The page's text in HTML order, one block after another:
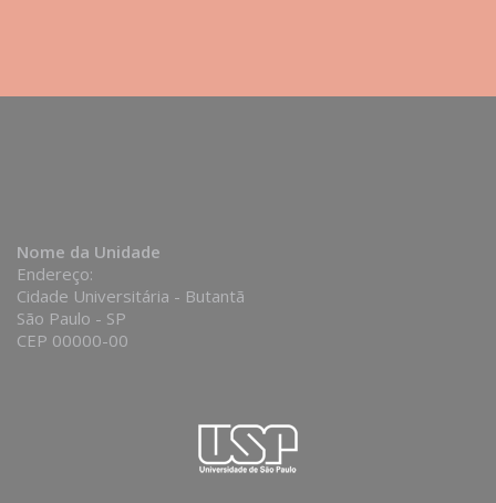
Nome da Unidade
Endereço:
Cidade Universitária - Butantã
São Paulo - SP
CEP 00000-00